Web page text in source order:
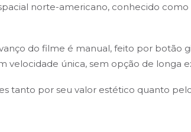
norte-americano, conhecido
do filme é manual, feito por
única, sem opção de longa
tanto por seu valor estético quanto